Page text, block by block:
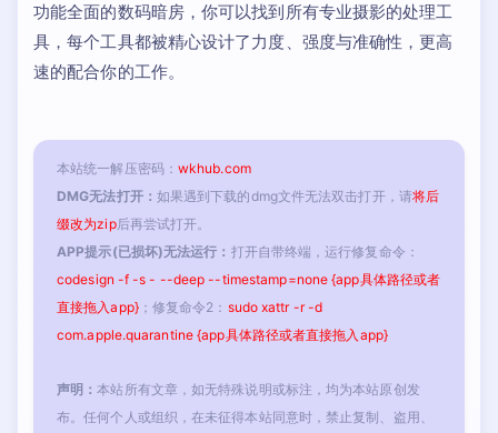
功能全面的数码暗房，你可以找到所有专业摄影的处理工
具，每个工具都被精心设计了力度、强度与准确性，更高
速的配合你的工作。
本站统一解压密码： wkhub.com
DMG无法打开： 如果遇到下载的dmg文件无法双击打开，请将后
缀改为zip后再尝试打开。
APP提示(已损坏)无法运行： 打开自带终端，运行修复命令：
codesign -f -s - --deep --timestamp=none {app具体路径或者
直接拖入app}；修复命令2： sudo xattr -r -d
com.apple.quarantine {app具体路径或者直接拖入app}
声明：本站所有文章，如无特殊说明或标注，均为本站原创发
布。任何个人或组织，在未征得本站同意时，禁止复制、盗用、